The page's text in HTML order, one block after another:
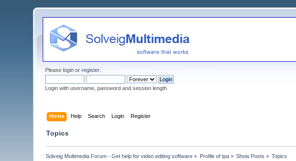
Pleaselogin orregister.
Login with username, password and session length
Home Help Search Login Register
Topics
Solveig Multimedia Forum - Get help for video editing software » Profile of tpa» Show Posts » Topics